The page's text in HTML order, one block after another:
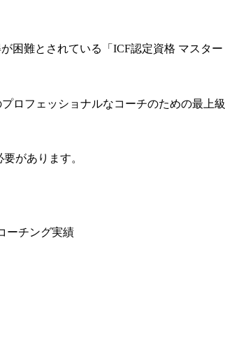
困難とされている「 ICF認定資格 マスター
ロフェッショナルなコーチのための最上級
があります。
ーチング実績